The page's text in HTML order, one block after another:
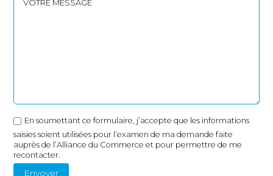
En soumettant ce formulaire, j’accepte que les informations
saisies soient utilisées pour l’examen de ma demande faite
auprès de l’Alliance du Commerce et pour permettre de me
recontacter.